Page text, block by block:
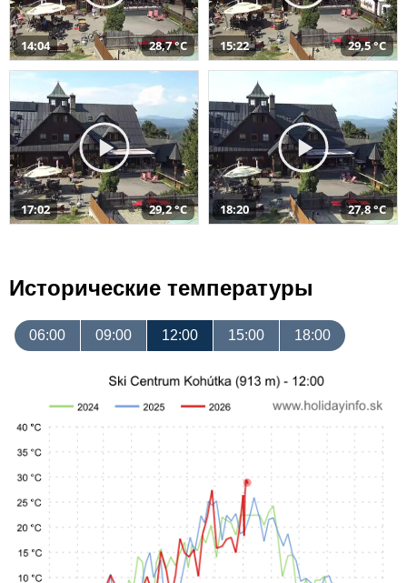
14:04 28,7 °C 15:22 29,5 °C
17:02 29,2 °C 18:20 27,8 °C
Исторические температуры
06:00 09:00 12:00 15:00 18:00